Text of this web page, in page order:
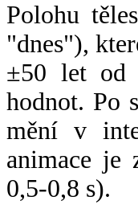
Polohu
"dnes"),
±50 let od
hodnot. Po
mění v
animace je
0,5-0,8 s).